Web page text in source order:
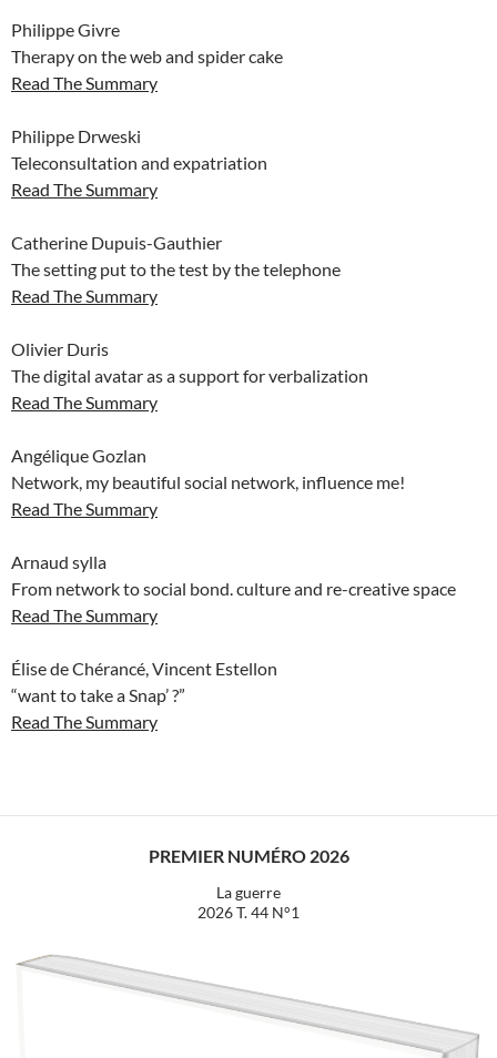
Philippe Givre
Therapy on the web and spider cake
Read The Summary
Philippe Drweski
Teleconsultation and expatriation
Read The Summary
Catherine Dupuis-Gauthier
The setting put to the test by the telephone
Read The Summary
Olivier Duris
The digital avatar as a support for verbalization
Read The Summary
Angélique Gozlan
Network, my beautiful social network, influence me!
Read The Summary
Arnaud sylla
From network to social bond. culture and re-creative space
Read The Summary
Élise de Chérancé, Vincent Estellon
“want to take a Snap’ ?”
Read The Summary
PREMIER NUMÉRO 2026
La guerre
2026 T. 44 N°1